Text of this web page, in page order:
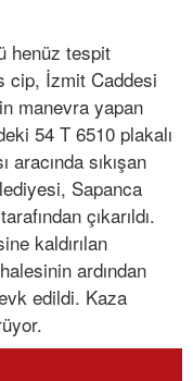
henüz tespit
cip, İzmit Caddesi
manevra yapan
54 T 6510 plakalı
sıkışan
Sapanca
çıkarıldı.
kaldırılan
ardından
edildi. Kaza